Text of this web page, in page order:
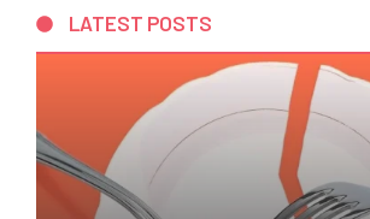
LATEST POSTS